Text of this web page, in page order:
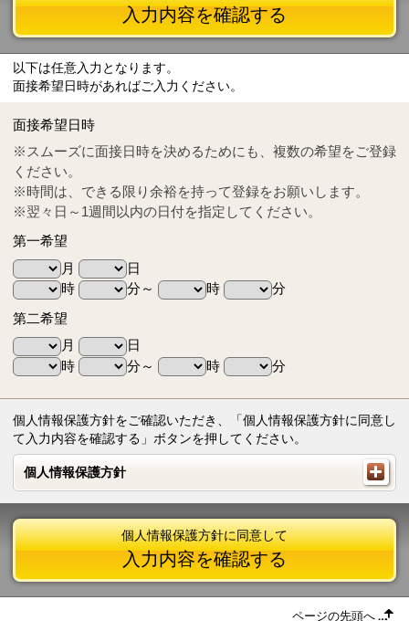
Tel
0570-55-0314
入力内容を確認する
以下は任意入力となります。
面接希望日時があればご入力ください。
面接希望日時
※スムーズに面接日時を決めるためにも、複数の希望をご登録
ください。
※時間は、できる限り余裕を持って登録をお願いします。
※翌々日～1週間以内の日付を指定してください。
第一希望
月
日
時
分～ 時
分
第二希望
月
日
時
分～ 時 分
個人情報保護方針をご確認いただき、「個人情報保護方針に同意し
て入力内容を確認する」ボタンを押してください。
個人情報保護方針
個人情報保護方針
個人情報保護方針に同意して
入力内容を確認する
ページの先頭へ